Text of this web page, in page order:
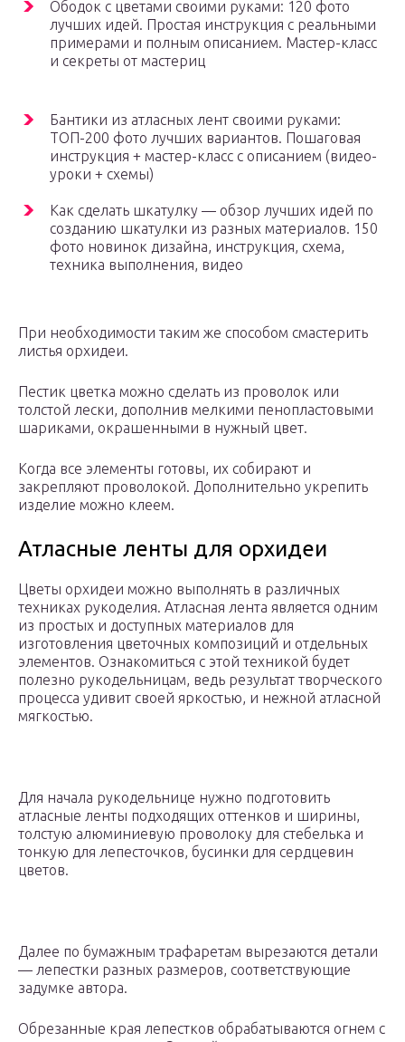
Ободок с цветами своими руками: 120 фото
лучших идей. Простая инструкция с реальными
примерами и полным описанием. Мастер-класс
и секреты от мастериц
Бантики из атласных лент своими руками:
ТОП-200 фото лучших вариантов. Пошаговая
инструкция + мастер-класс с описанием (видео-
уроки + схемы)
Как сделать шкатулку — обзор лучших идей по
созданию шкатулки из разных материалов. 150
фото новинок дизайна, инструкция, схема,
техника выполнения, видео
При необходимости таким же способом смастерить
листья орхидеи.
Пестик цветка можно сделать из проволок или
толстой лески, дополнив мелкими пенопластовыми
шариками, окрашенными в нужный цвет.
Когда все элементы готовы, их собирают и
закрепляют проволокой. Дополнительно укрепить
изделие можно клеем.
Атласные ленты для орхидеи
Цветы орхидеи можно выполнять в различных
техниках рукоделия. Атласная лента является одним
из простых и доступных материалов для
изготовления цветочных композиций и отдельных
элементов. Ознакомиться с этой техникой будет
полезно рукодельницам, ведь результат творческого
процесса удивит своей яркостью, и нежной атласной
мягкостью.
Для начала рукодельнице нужно подготовить
атласные ленты подходящих оттенков и ширины,
толстую алюминиевую проволоку для стебелька и
тонкую для лепесточков, бусинки для сердцевин
цветов.
Далее по бумажным трафаретам вырезаются детали
— лепестки разных размеров, соответствующие
задумке автора.
Обрезанные края лепестков обрабатываются огнем с